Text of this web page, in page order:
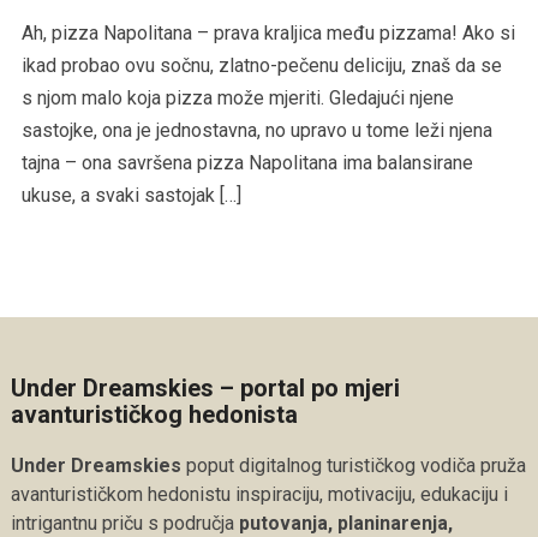
Ah, pizza Napolitana – prava kraljica među pizzama! Ako si
ikad probao ovu sočnu, zlatno-pečenu deliciju, znaš da se
s njom malo koja pizza može mjeriti. Gledajući njene
sastojke, ona je jednostavna, no upravo u tome leži njena
tajna – ona savršena pizza Napolitana ima balansirane
ukuse, a svaki sastojak […]
Under Dreamskies – portal po mjeri
avanturističkog hedonista
Under Dreamskies poput digitalnog turističkog vodiča pruža
avanturističkom hedonistu inspiraciju, motivaciju, edukaciju i
intrigantnu priču s područja putovanja, planinarenja,